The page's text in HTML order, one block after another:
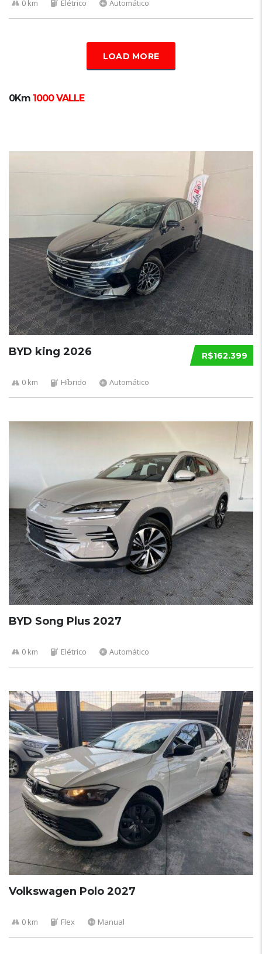
0 km Elétrico Automático
LOAD MORE
0Km 1000 VALLE
R$162.399
BYD king 2026
0 km Híbrido Automático
BYD Song Plus 2027
0 km Elétrico Automático
Volkswagen Polo 2027
0 km Flex Manual